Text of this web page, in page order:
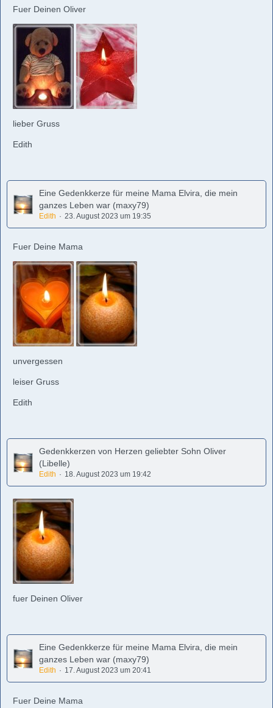
Fuer Deinen Oliver
lieber Gruss
Edith
Eine Gedenkkerze für meine Mama Elvira, die mein
ganzes Leben war (maxy79)
Edith 23. August 2023 um 19:35
Fuer Deine Mama
unvergessen
leiser Gruss
Edith
Gedenkkerzen von Herzen geliebter Sohn Oliver
(Libelle)
Edith 18. August 2023 um 19:42
fuer Deinen Oliver
Eine Gedenkkerze für meine Mama Elvira, die mein
ganzes Leben war (maxy79)
Edith 17. August 2023 um 20:41
Fuer Deine Mama